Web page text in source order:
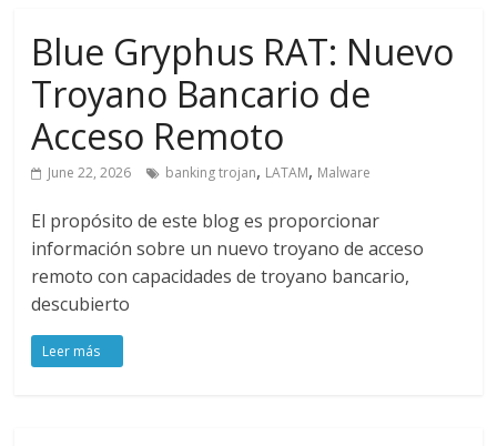
Blue Gryphus RAT: Nuevo
Troyano Bancario de
Acceso Remoto
June 22, 2026 banking trojan, LATAM, Malware
El propósito de este blog es proporcionar
información sobre un nuevo troyano de acceso
remoto con capacidades de troyano bancario,
descubierto